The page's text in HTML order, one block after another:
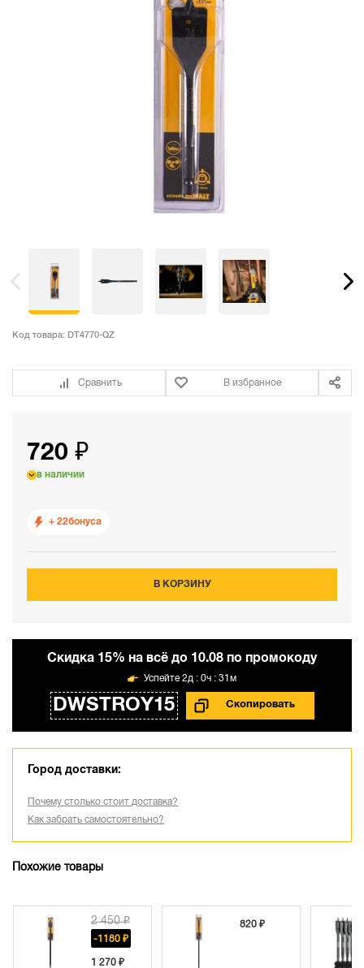
Код товара: DT4770-QZ
Сравнить В избранное
720 ₽
в наличии
+ 22бонуса
В КОРЗИНУ
Cкидка 15% на всё до 10.08 по промокоду
DWSTROY15
2д : 0ч : 31м
Город доставки:
Почему столько стоит доставка?
Как забрать самостоятельно?
Похожие товары
2 450 ₽
-1180 ₽
1 270 ₽
820 ₽